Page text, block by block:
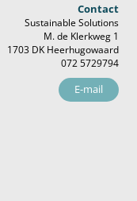
Contact
Sustainable Solutions
M. de Klerkweg 1
1703 DK Heerhugowaard
072 5729794
E-mail